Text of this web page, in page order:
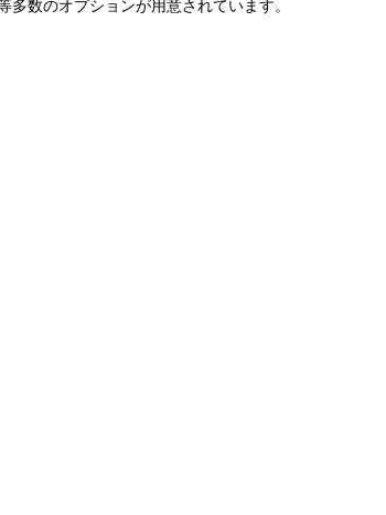
数のオプションが用意されています。